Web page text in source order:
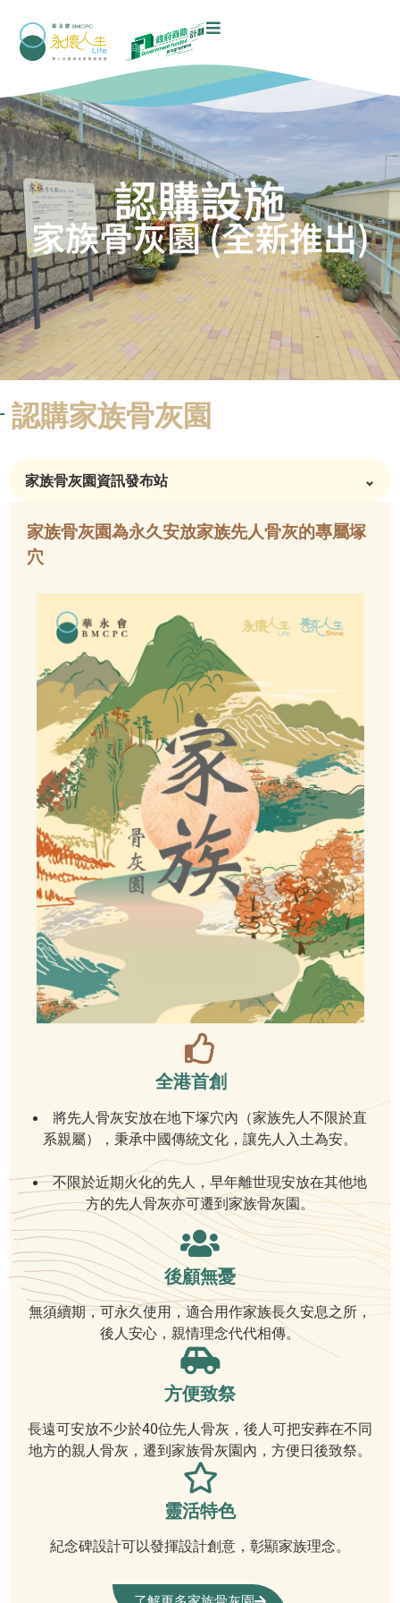
認購設施
家族骨灰園 (全新推出)
認購家族骨灰園
家族骨灰園資訊發布站 ⌄
家族骨灰園為永久安放家族先人骨灰的專屬塚
穴
全港首創
將先人骨灰安放在地下塚穴內（家族先人不限於直
系親屬），秉承中國傳統文化，讓先人入土為安。
不限於近期火化的先人，早年離世現安放在其他地
方的先人骨灰亦可遷到家族骨灰園。
後顧無憂
無須續期，可永久使用，適合用作家族長久安息之所，
後人安心，親情理念代代相傳。
方便致祭
長遠可安放不少於40位先人骨灰，後人可把安葬在不同
地方的親人骨灰，遷到家族骨灰園內，方便日後致祭。
靈活特色
紀念碑設計可以發揮設計創意，彰顯家族理念。